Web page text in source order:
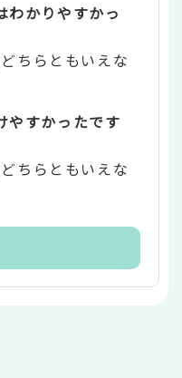
わかりやすかっ
どちらともいえな
やすかったです
どちらともいえな